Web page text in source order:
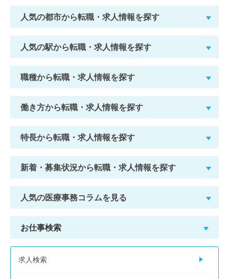
人気の都市から転職・求人情報を探す
人気の駅から転職・求人情報を探す
職種から転職・求人情報を探す
働き方から転職・求人情報を探す
特長から転職・求人情報を探す
新着・募集状況から転職・求人情報を探す
人気の医療事務コラムを見る
お仕事検索
求人検索